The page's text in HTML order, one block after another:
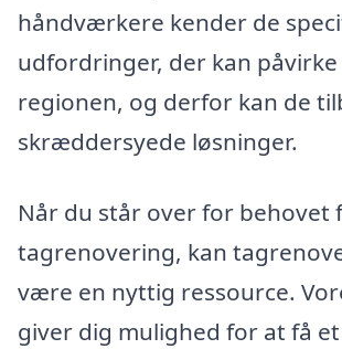
håndværkere kender de
udfordringer, der kan påvirke
regionen, og derfor kan de
skræddersyede løsninger.
Når du står over for behovet
tagrenovering, kan
være en nyttig ressource.
giver dig mulighed for at få